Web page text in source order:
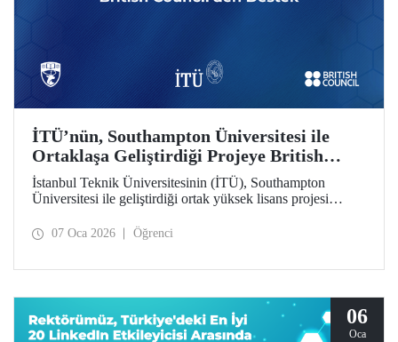
İTÜ’nün, Southampton Üniversitesi ile
Ortaklaşa Geliştirdiği Projeye British
Council’den Destek
İstanbul Teknik Üniversitesinin (İTÜ), Southampton
Üniversitesi ile geliştirdiği ortak yüksek lisans projesi
07 Oca 2026 Öğrenci
06
Oca